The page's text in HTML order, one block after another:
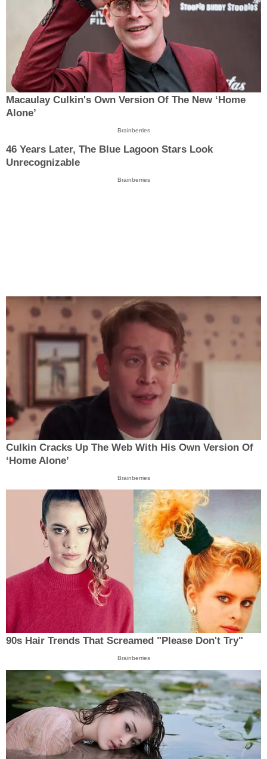
Macaulay Culkin's Own Version Of The New ‘Home
Alone’
Brainberries
46 Years Later, The Blue Lagoon Stars Look
Unrecognizable
Brainberries
Culkin Cracks Up The Web With His Own Version Of
‘Home Alone’
Brainberries
90s Hair Trends That Screamed "Please Don't Try"
Brainberries